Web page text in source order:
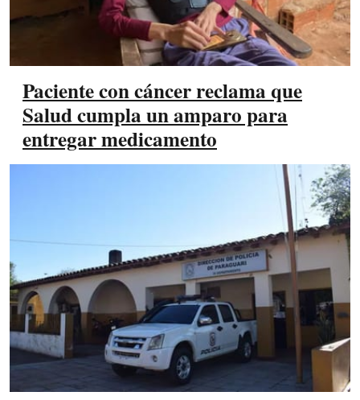
Paciente con cáncer reclama que
Salud cumpla un amparo para
entregar medicamento